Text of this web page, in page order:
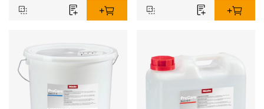
doelgroepspecifieke